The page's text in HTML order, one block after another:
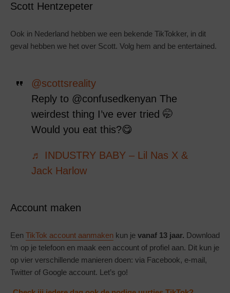
Scott Hentzepeter
Ook in Nederland hebben we een bekende TikTokker, in dit
geval hebben we het over Scott. Volg hem and be entertained.
@scottsreality
Reply to @confusedkenyan The
weirdest thing I’ve ever tried 🤭
Would you eat this?😋
♬ INDUSTRY BABY – Lil Nas X &
Jack Harlow
Account maken
Een TikTok account aanmaken kun je vanaf 13 jaar. Download
‘m op je telefoon en maak een account of profiel aan. Dit kun je
op vier verschillende manieren doen: via Facebook, e-mail,
Twitter of Google account. Let’s go!